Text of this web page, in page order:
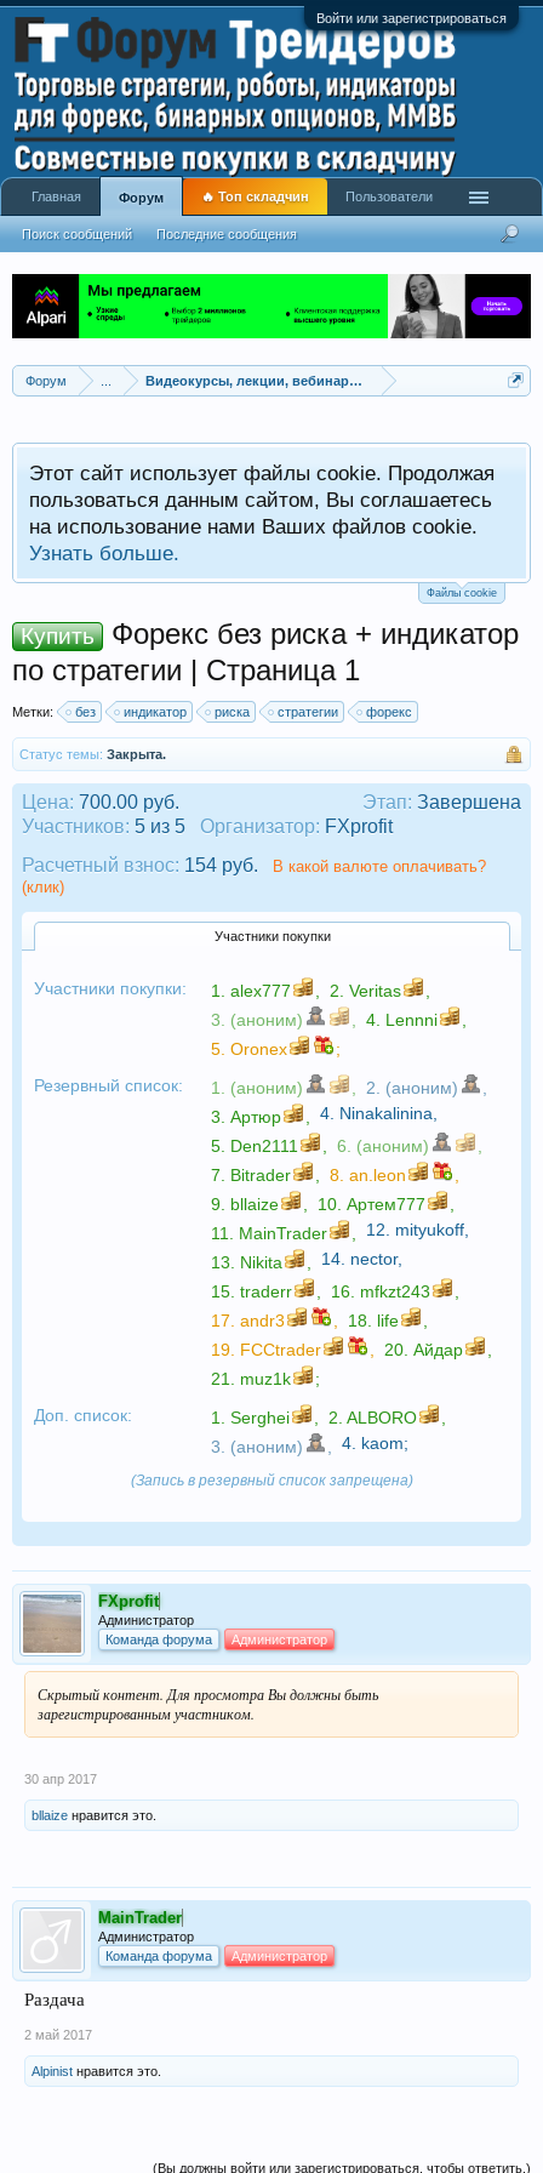
Войти или зарегистрироваться
Форум Видеокурсы, лекции, вебинары, учебный материал
Этот сайт использует файлы cookie. Продолжая
пользоваться данным сайтом, Вы соглашаетесь
на использование нами Ваших файлов cookie.
Узнать больше.
Файлы cookie
Купить
Форекс без риска + индикатор
по стратегии | Страница 1
Метки: без индикатор риска стратегии форекс
Статус темы: Закрыта.
Этап: Завершена
Цена: 700.00 руб.
Участников: 5 из 5 Организатор: FXprofit
Расчетный взнос: 154 руб.
В какой валюте оплачивать?
(клик)
Участники покупки
Участники покупки: 1. alex777 2. Veritas
3. (аноним)
4. Lennni
5. Oronex
;
Резервный список:
1. (аноним) 2. (аноним)
3. Артюр 4. Ninakalinina
5. Den2111 6. (аноним)
7. Bitrader 8. an.leon
9. bllaize 10. Артем777
11. MainTrader 12. mityukoff
13. Nikita 14. nector,
15. traderr 16. mfkzt243
17. andr3 18. life
19. FCCtrader 20. Айдар
21. muz1k
;
Доп. список:
1. Serghei 2. ALBORO
3. (аноним)
4. kaom;
(Запись в резервный список запрещена)
FXprofit
Администратор
Команда форума
Администратор
Скрытый контент. Для просмотра Вы должны быть
зарегистрированным участником.
30 апр 2017
bllaize нравится это.
MainTrader
Администратор
Команда форума
Администратор
Раздача
2 май 2017
Alpinist нравится это.
(Вы должны войти или зарегистрироваться, чтобы ответить.)
Главная Форум
Поиск сообщений Последние сообщения
🔥 Топ складчин Пользователи